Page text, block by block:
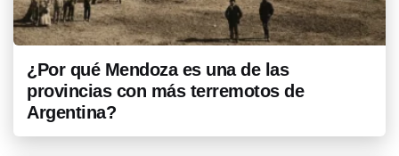
¿Por qué Mendoza es una de las
provincias con más terremotos de
Argentina?